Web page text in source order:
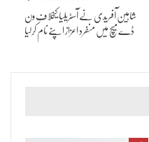
شاہین آفریدی نے آسٹریلیا کیخلاف ون
ڈے میچ میں منفرد اعزاز اپنے نام کرلیا